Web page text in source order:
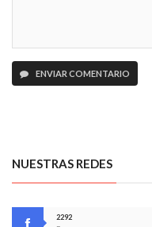
ENVIAR COMENTARIO
NUESTRAS REDES
2292